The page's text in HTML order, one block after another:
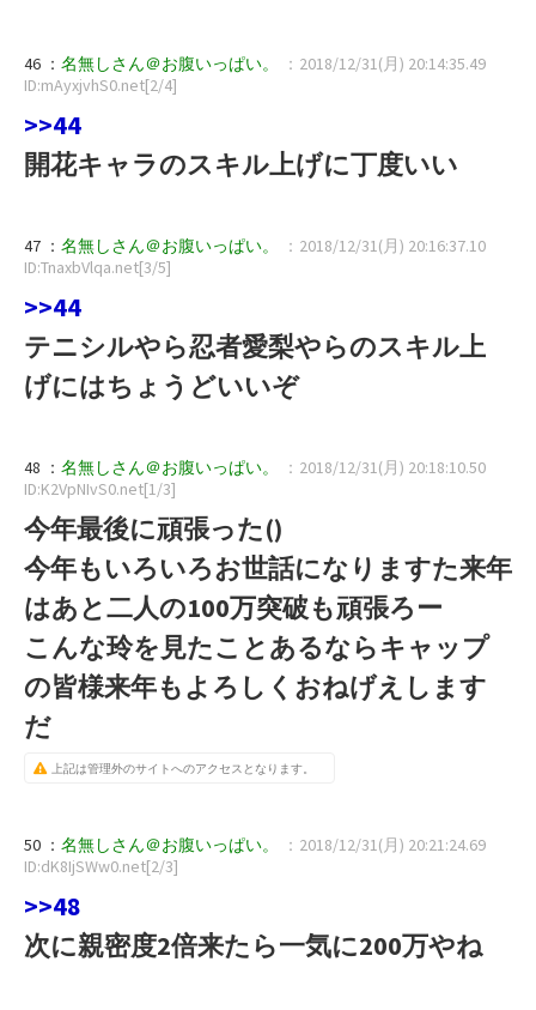
46 ： 名無しさん＠お腹いっぱい。
：2018/12/31(月) 20:14:35.49
ID:mAyxjvhS0.net[2/4]
>>44
開花キャラのスキル上げに丁度いい
47 ： 名無しさん＠お腹いっぱい。
：2018/12/31(月) 20:16:37.10
ID:TnaxbVlqa.net[3/5]
>>44
テニシルやら忍者愛梨やらのスキル上
げにはちょうどいいぞ
48 ： 名無しさん＠お腹いっぱい。
：2018/12/31(月) 20:18:10.50
ID:K2VpNIvS0.net[1/3]
今年最後に頑張った()
今年もいろいろお世話になりますた来年
はあと二人の100万突破も頑張ろー
こんな玲を見たことあるならキャップ
の皆様来年もよろしくおねげえします
だ
上記は管理外のサイトへのアクセスとなります。
50 ： 名無しさん＠お腹いっぱい。
：2018/12/31(月) 20:21:24.69
ID:dK8IjSWw0.net[2/3]
>>48
次に親密度2倍来たら一気に200万やね